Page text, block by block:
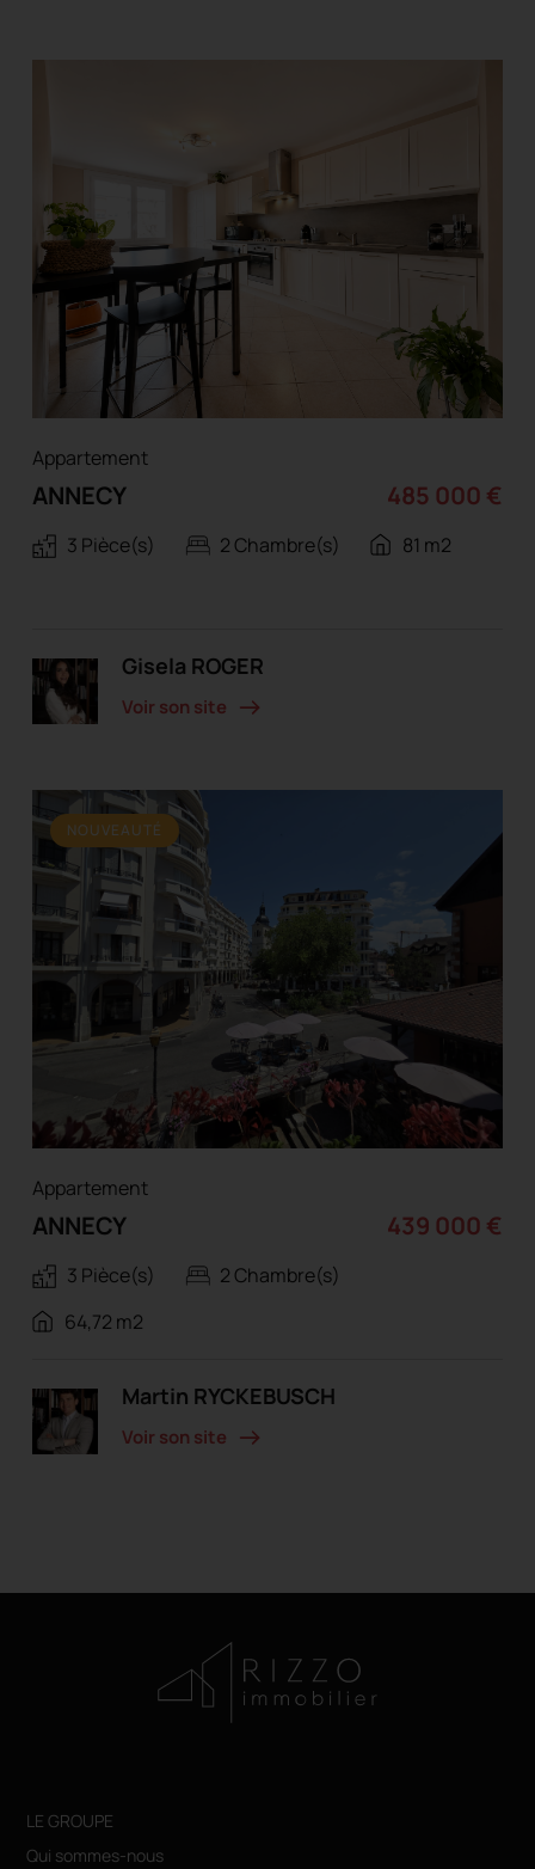
Appartement
ANNECY 485 000 €
3 Pièce(s) 2 Chambre(s) 81 m2
Gisela ROGER
Voir son site
NOUVEAUTÉ
Appartement
ANNECY 439 000 €
3 Pièce(s)
2 Chambre(s)
64,72 m2
Martin RYCKEBUSCH
Voir son site
LE GROUPE
Qui sommes-nous